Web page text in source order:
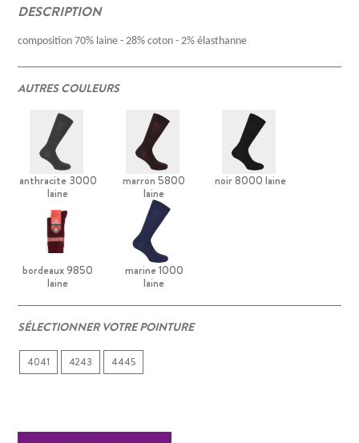
DESCRIPTION
composition 70% laine - 28% coton - 2% élasthanne
AUTRES COULEURS
anthracite 3000
laine
marron 5800
laine
noir 8000 laine
bordeaux 9850
laine
marine 1000
laine
SÉLECTIONNER VOTRE POINTURE
4041 4243 4445